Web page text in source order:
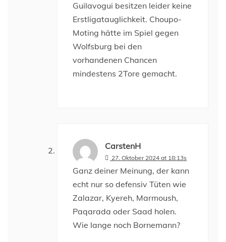
Guilavogui besitzen leider keine
Erstligatauglichkeit. Choupo-
Moting hätte im Spiel gegen
Wolfsburg bei den
vorhandenen Chancen
mindestens 2Tore gemacht.
CarstenH
27. Oktober 2024 at 18:13s
Ganz deiner Meinung, der kann
echt nur so defensiv Tüten wie
Zalazar, Kyereh, Marmoush,
Paqarada oder Saad holen.
Wie lange noch Bornemann?